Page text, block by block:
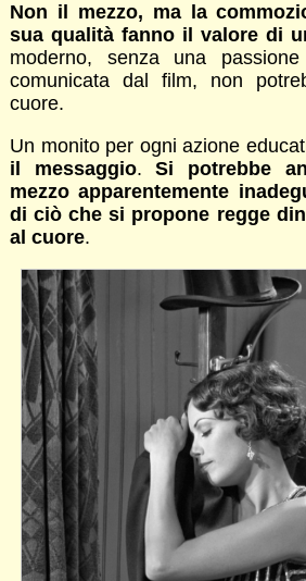
Non il mezzo, ma la
sua qualità fanno il valore di
moderno, senza una
comunicata dal film, non
cuore.
Un monito per ogni azione
il messaggio.Si potrebbe
mezzo apparentemente
di ciò che si propone regge
al cuore.